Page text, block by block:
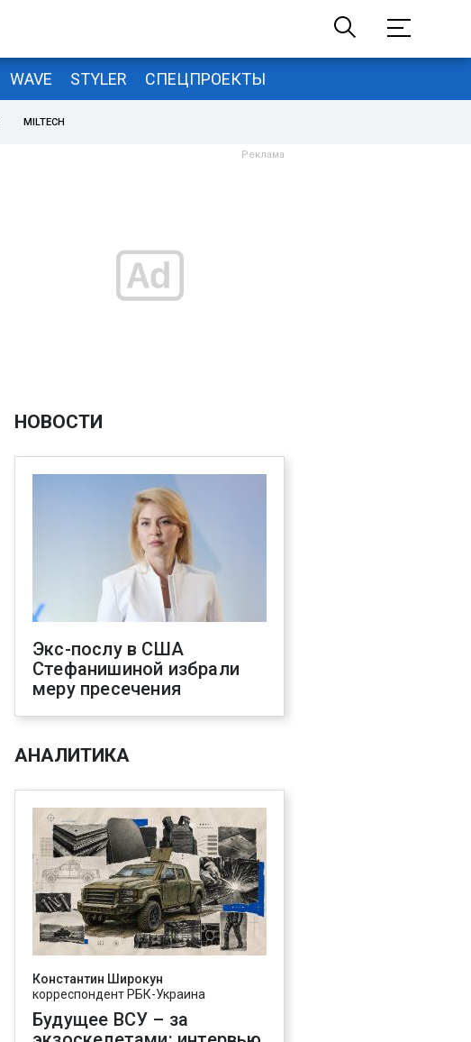
WAVE STYLER СПЕЦПРОЕКТЫ
MILTECH
НОВОСТИ
Экс-послу в США
Стефанишиной избрали
меру пресечения
АНАЛИТИКА
Константин Широкун
корреспондент РБК-Украина
Будущее ВСУ – за